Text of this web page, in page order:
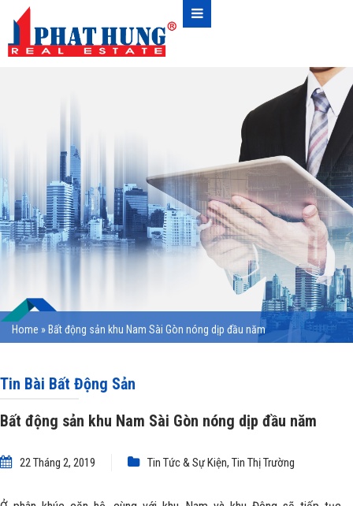
Home » Bất động sản khu Nam Sài Gòn nóng dịp đầu năm
Tin Bài Bất Động Sản
Bất động sản khu Nam Sài Gòn nóng dịp đầu năm
22 Tháng 2, 2019 Tin Tức & Sự Kiện, Tin Thị Trường